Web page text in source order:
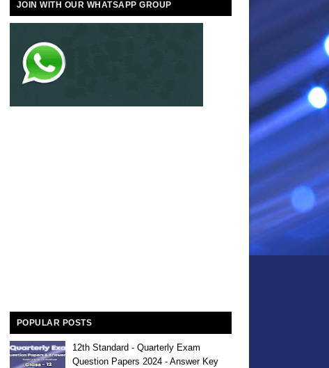
JOIN WITH OUR WHATSAPP GROUP
POPULAR POSTS
12th Standard - Quarterly Exam
Question Papers 2024 - Answer Key